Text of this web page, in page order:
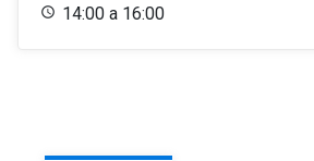
14:00 a 16:00